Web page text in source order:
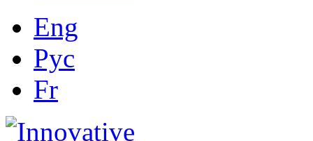
Eng
Рус
Fr